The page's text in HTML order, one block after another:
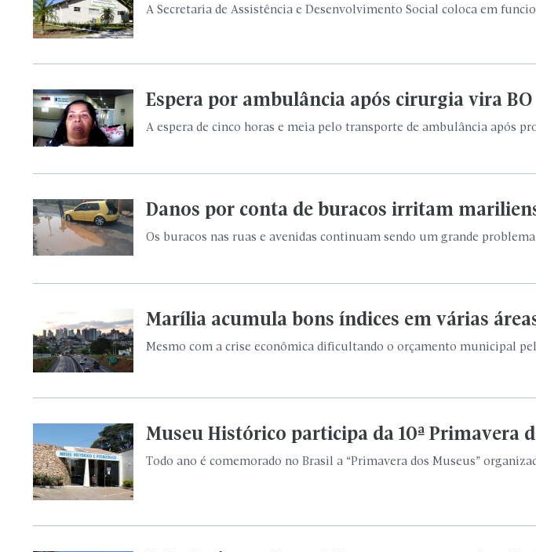
A Secretaria de Assistência e Desenvolvimento Social coloca em
Espera por ambulância após cirurgia vira BO
A espera de cinco horas e meia pelo transporte de ambulância após
Danos por conta de buracos irritam
Os buracos nas ruas e avenidas continuam sendo um grande
Marília acumula bons índices em várias
Mesmo com a crise econômica dificultando o orçamento municipal
Museu Histórico participa da 10ª Primavera
Todo ano é comemorado no Brasil a “Primavera dos Museus”